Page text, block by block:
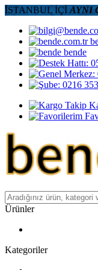
İSTANBUL İÇİ AYNI
bende
Ürünler
Kategoriler